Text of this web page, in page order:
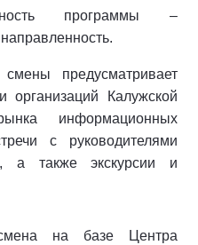
программы –
предусматривает
организаций Калужской
информационных
с руководителями
а также экскурсии и
на базе Центра